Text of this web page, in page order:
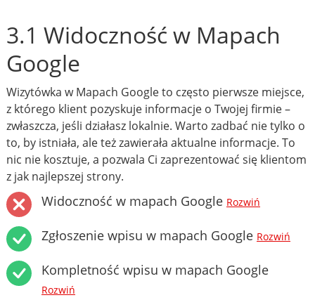
3.1 Widoczność w Mapach
Google
Wizytówka w Mapach Google to często pierwsze miejsce,
z którego klient pozyskuje informacje o Twojej firmie –
zwłaszcza, jeśli działasz lokalnie. Warto zadbać nie tylko o
to, by istniała, ale też zawierała aktualne informacje. To
nic nie kosztuje, a pozwala Ci zaprezentować się klientom
z jak najlepszej strony.
Widoczność w mapach Google Rozwiń
Zgłoszenie wpisu w mapach Google Rozwiń
Kompletność wpisu w mapach Google
Rozwiń